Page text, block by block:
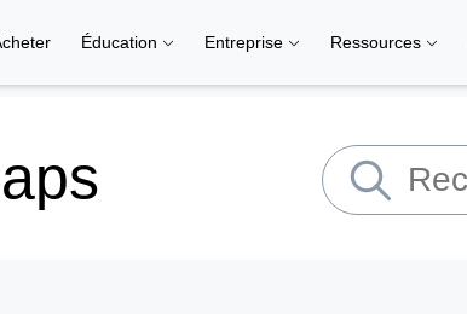
Éducation Entreprise Ressources